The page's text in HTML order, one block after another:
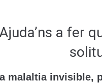
a fer
malaltia invisible,